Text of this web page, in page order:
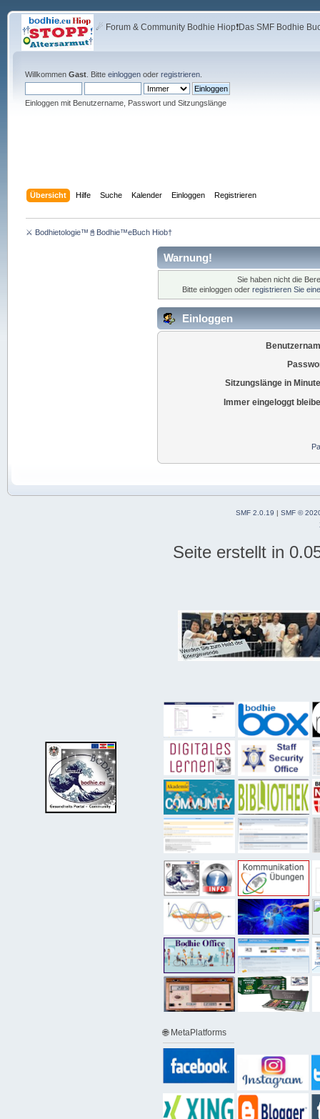
☄ Forum & Community Bodhie Hiop❗Das SMF Bodhie
Willkommen Gast. Bitte einloggenoder registrieren.
Einloggen mit Benutzername, Passwort und Sitzungslänge
Übersicht Hilfe Suche Kalender Einloggen Registrieren
⚔ Bodhietologie™📓Bodhie™eBuch Hiob†
Warnung!
Sie haben nicht die
Bitte einloggen oder registrieren Sie
Einloggen
Sitzungslänge in
Immer eingeloggt
SMF 2.0.19 |SMF ©
Seite erstellt in
🌐 MetaPlatforms